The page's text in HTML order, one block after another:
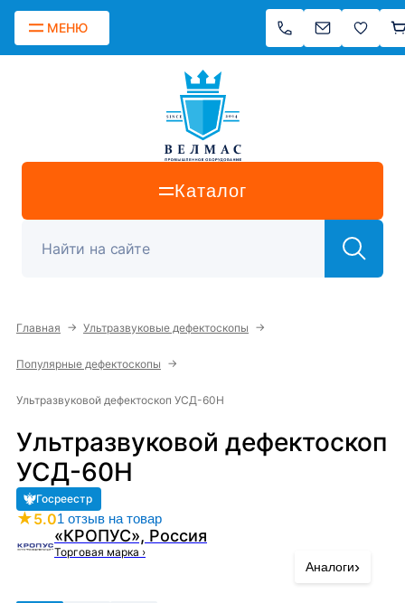
МЕНЮ
Каталог
Главная → Ультразвуковые дефектоскопы →
Популярные дефектоскопы →
Ультразвуковой дефектоскоп УСД-60Н
Ультразвуковой дефектоскоп
УСД-60Н
Госреестр
★5.01 отзыв на товар
«КРОПУС», Россия
Торговая марка ›
Аналоги›